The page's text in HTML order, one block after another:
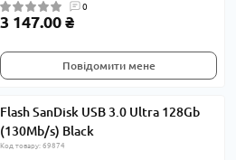
0
3 147.00 ₴
Повідомити мене
Flash SanDisk USB 3.0 Ultra 128Gb
(130Mb/s) Black
Код товару: 69874